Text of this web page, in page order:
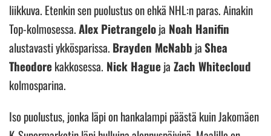
liikkuva. Etenkin sen puolustus on ehkä NHL:n paras. Ainakin
Top-kolmosessa.Alex Pietrangeloja Noah Hanifin
alustavasti ykkösparissa. Brayden McNabb jaShea
Theodorekakkosessa. Nick Hagueja Zach Whitecloud
kolmosparina.
Iso puolustus, jonka läpi on hankalampi päästä kuin Jakomäen